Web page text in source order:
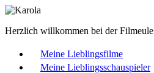
Herzlich willkommen bei der Filmeule
Meine Lieblingsfilme
Meine Lieblingsschauspieler